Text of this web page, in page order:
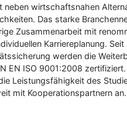
wirtschaftsnahen
Das starke
Zusammenarbeit mit
Karriereplanung.
werden die
EN ISO 9001:2008
Leistungsfähigkeit des
mit Kooperationspartnern an.